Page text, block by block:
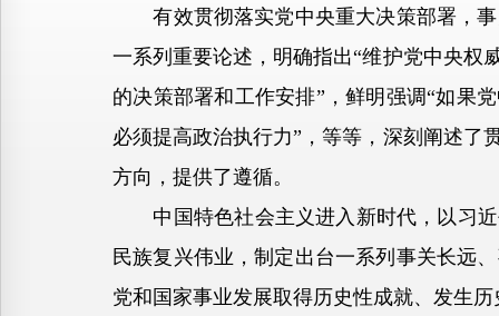
有效贯彻落实党中央重大决策部署，事
一系列重要论述，明确指出“维护党中央权
的决策部署和工作安排”，鲜明强调“如果
必须提高政治执行力”，等等，深刻阐述了
方向，提供了遵循。
中国特色社会主义进入新时代，以习近
民族复兴伟业，制定出台一系列事关长远
党和国家事业发展取得历史性成就、发生